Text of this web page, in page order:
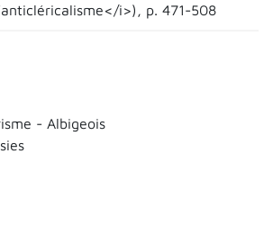
i>), p. 471-508
- Albigeois